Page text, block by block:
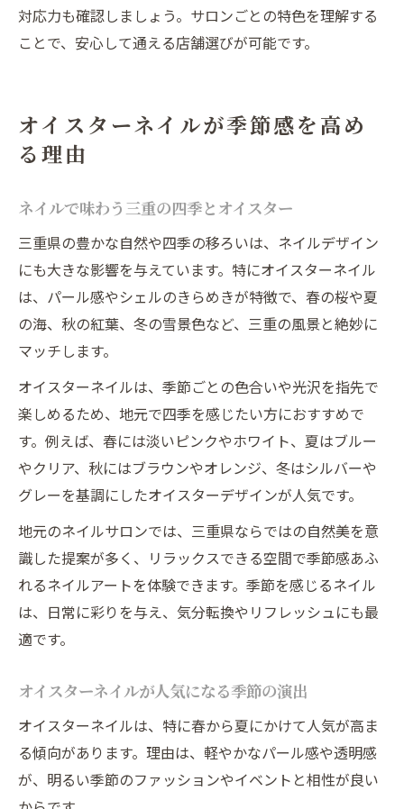
対応力も確認しましょう。サロンごとの特色を理解する
ことで、安心して通える店舗選びが可能です。
オイスターネイルが季節感を高め
る理由
ネイルで味わう三重の四季とオイスター
三重県の豊かな自然や四季の移ろいは、ネイルデザイン
にも大きな影響を与えています。特にオイスターネイル
は、パール感やシェルのきらめきが特徴で、春の桜や夏
の海、秋の紅葉、冬の雪景色など、三重の風景と絶妙に
マッチします。
オイスターネイルは、季節ごとの色合いや光沢を指先で
楽しめるため、地元で四季を感じたい方におすすめで
す。例えば、春には淡いピンクやホワイト、夏はブルー
やクリア、秋にはブラウンやオレンジ、冬はシルバーや
グレーを基調にしたオイスターデザインが人気です。
地元のネイルサロンでは、三重県ならではの自然美を意
識した提案が多く、リラックスできる空間で季節感あふ
れるネイルアートを体験できます。季節を感じるネイル
は、日常に彩りを与え、気分転換やリフレッシュにも最
適です。
オイスターネイルが人気になる季節の演出
オイスターネイルは、特に春から夏にかけて人気が高ま
る傾向があります。理由は、軽やかなパール感や透明感
が、明るい季節のファッションやイベントと相性が良い